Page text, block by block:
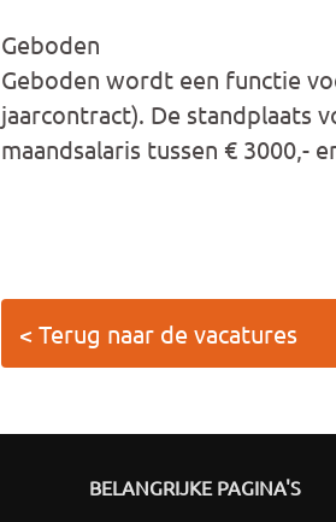
Geboden
Geboden wordt een functie
jaarcontract). De standplaats
maandsalaris tussen € 3000,-
< Terug naar de vacatures
BELANGRIJKE PAGINA'S